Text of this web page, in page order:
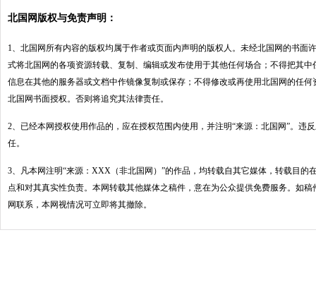
北国网版权与免责声明：
1、北国网所有内容的版权均属于作者或页面内声明的版权人。未经北国网的书面
式将北国网的各项资源转载、复制、编辑或发布使用于其他任何场合；不得把其
信息在其他的服务器或文档中作镜像复制或保存；不得修改或再使用北国网的任
北国网书面授权。否则将追究其法律责任。
2、已经本网授权使用作品的，应在授权范围内使用，并注明“来源：北国网”。违
任。
3、凡本网注明“来源：XXX（非北国网）”的作品，均转载自其它媒体，转载目的
点和对其真实性负责。本网转载其他媒体之稿件，意在为公众提供免费服务。如
网联系，本网视情况可立即将其撤除。